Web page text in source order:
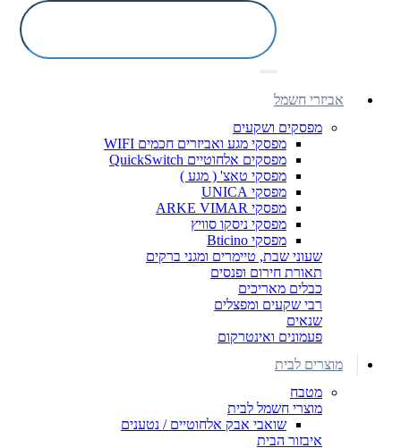
אביזרי חשמל
מפסקים ושקעים
מפסקי מגע ואביזרים חכמים WIFI
מפסקים אלחוטיים QuickSwitch
מפסקי טאצ' ( מגע )
מפסקי UNICA
מפסקי ARKE VIMAR
מפסקי ניסקו סוויץ
מפסקי Bticino
שעוני שבת, טיימרים ומגני ברקים
תאורת חירום ופנסים
כבלים מאריכים
רבי שקעים ומפצלים
שנאים
פעמונים ואינטרקום
מוצרים לבית
מטבח
מוצרי חשמל לבית
שואבי אבק אלחוטיים / נטענים
איבזור הבית